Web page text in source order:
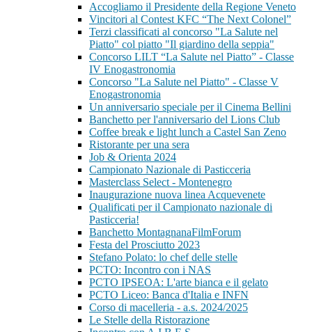
Accogliamo il Presidente della Regione Veneto
Vincitori al Contest KFC “The Next Colonel”
Terzi classificati al concorso "La Salute nel
Piatto" col piatto "Il giardino della seppia"
Concorso LILT “La Salute nel Piatto” - Classe
IV Enogastronomia
Concorso "La Salute nel Piatto" - Classe V
Enogastronomia
Un anniversario speciale per il Cinema Bellini
Banchetto per l'anniversario del Lions Club
Coffee break e light lunch a Castel San Zeno
Ristorante per una sera
Job & Orienta 2024
Campionato Nazionale di Pasticceria
Masterclass Select - Montenegro
Inaugurazione nuova linea Acquevenete
Qualificati per il Campionato nazionale di
Pasticceria!
Banchetto MontagnanaFilmForum
Festa del Prosciutto 2023
Stefano Polato: lo chef delle stelle
PCTO: Incontro con i NAS
PCTO IPSEOA: L'arte bianca e il gelato
PCTO Liceo: Banca d'Italia e INFN
Corso di macelleria - a.s. 2024/2025
Le Stelle della Ristorazione